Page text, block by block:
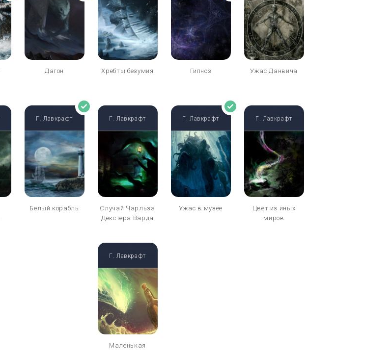
Дагон Хребты безумия Гипноз Ужас Данвича
Белый корабль
Г. Лавкрафт
Случай Чарльза
Декстера Варда
Г. Лавкрафт
Ужас в музее
Г. Лавкрафт
Цвет из иных
миров
Г. Лавкрафт
Маленькая
Г. Лавкрафт